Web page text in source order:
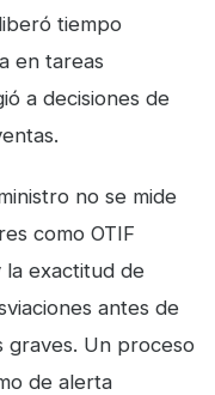
tiempo
en tareas
a decisiones de
no se mide
como OTIF
exactitud de
antes de
graves. Un proceso
de alerta